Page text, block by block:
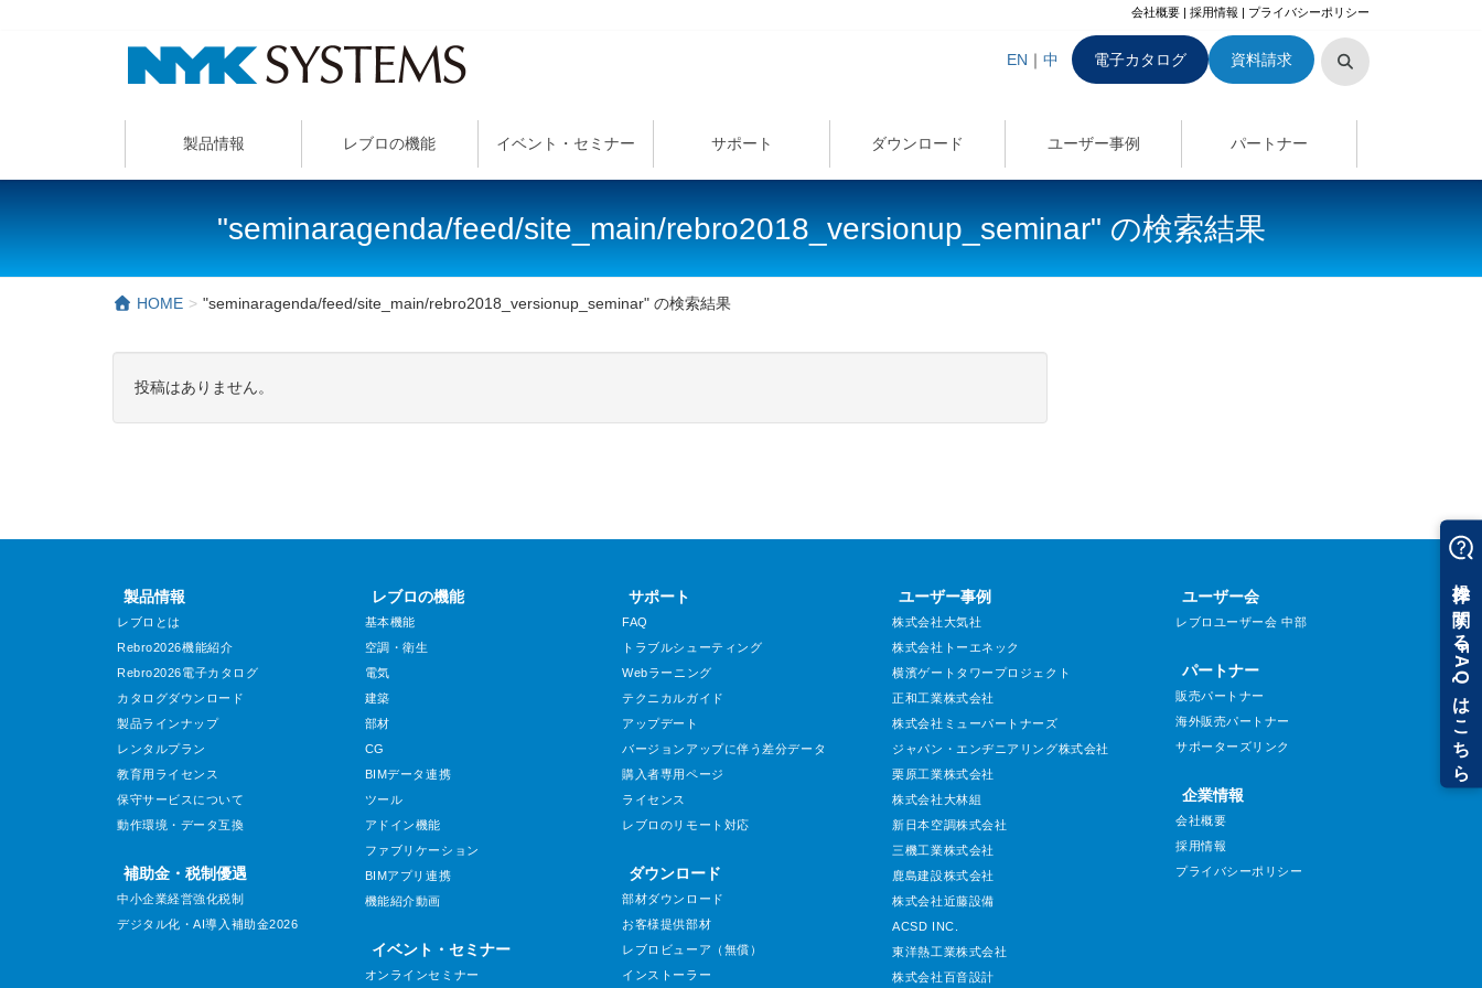
会社概要 | 採用情報 | プライバシーポリシー
EN ｜ 中 電子カタログ 資料請求
製品情報 レブロの機能 イベント・セミナー サポート ダウンロード ユーザー事例 パートナー
"seminaragenda/feed/site_main/rebro2018_versionup_seminar" の検索結果
HOME "seminaragenda/feed/site_main/rebro2018_versionup_seminar" の検索結果
投稿はありません。
製品情報
レブロとは
Rebro2026機能紹介
Rebro2026電子カタログ
カタログダウンロード
製品ラインナップ
レンタルプラン
教育用ライセンス
保守サービスについて
動作環境・データ互換
補助金・税制優遇
中小企業経営強化税制
デジタル化・AI導入補助金2026
レブロの機能
基本機能
空調・衛生
電気
建築
部材
CG
BIMデータ連携
ツール
アドイン機能
ファブリケーション
BIMアプリ連携
機能紹介動画
イベント・セミナー
オンラインセミナー
サポート
FAQ
トラブルシューティング
Webラーニング
テクニカルガイド
アップデート
バージョンアップに伴う差分データ
購入者専用ページ
ライセンス
レブロのリモート対応
ダウンロード
部材ダウンロード
お客様提供部材
レブロビューア（無償）
インストーラー
ユーザー事例
株式会社大気社
株式会社トーエネック
横濱ゲートタワープロジェクト
正和工業株式会社
株式会社ミューパートナーズ
ジャパン・エンヂニアリング株式会社
栗原工業株式会社
株式会社大林組
新日本空調株式会社
三機工業株式会社
鹿島建設株式会社
株式会社近藤設備
ACSD INC.
東洋熱工業株式会社
株式会社百音設計
ユーザー会
レブロユーザー会 中部
パートナー
販売パートナー
海外販売パートナー
サポーターズリンク
企業情報
会社概要
採用情報
プライバシーポリシー